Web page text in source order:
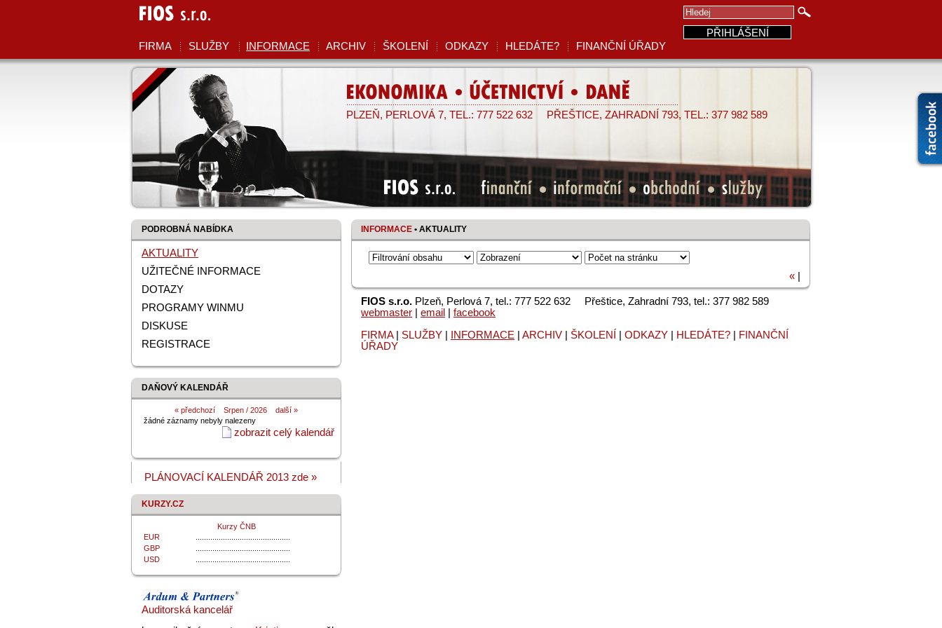
FIOS
FIRMA SLUŽBY INFORMACE ARCHIV ŠKOLENÍ ODKAZY HLEDÁTE? FINANČNÍ ÚŘADY
OK
PŘIHLÁŠENÍ
EKONOMIKA • ÚČETNICTVÍ • DANĚ
PLZEŇ, PERLOVÁ 7, TEL.: 777 522 632 PŘEŠTICE, ZAHRADNÍ 793, TEL.: 377 982 589
FIOS s.r.o. finanční • informační • obchodní • služby
INFORMACE • AKTUALITY
«
FIOS s.r.o. Plzeň, Perlová 7, tel.: 777 522 632
Přeštice, Zahradní 793, tel.: 377 982 589
webmaster
email
facebook
FIRMA| SLUŽBY INFORMACE ARCHIV ŠKOLENÍ ODKAZY HLEDÁTE?
FINANČNÍ
ÚŘADY
PODROBNÁ NABÍDKA
AKTUALITY
UŽITEČNÉ INFORMACE
DOTAZY
PROGRAMY WINMU
DISKUSE
REGISTRACE
DAŇOVÝ KALENDÁŘ
« předchozí Srpen / 2026 další »
žádné záznamy nebyly nalezeny
zobrazit celý kalendář
PLÁNOVACÍ KALENDÁŘ 2013 zde »
KURZY.CZ
Kurzy ČNB
EUR
GBP
USD
Auditorská kancelář